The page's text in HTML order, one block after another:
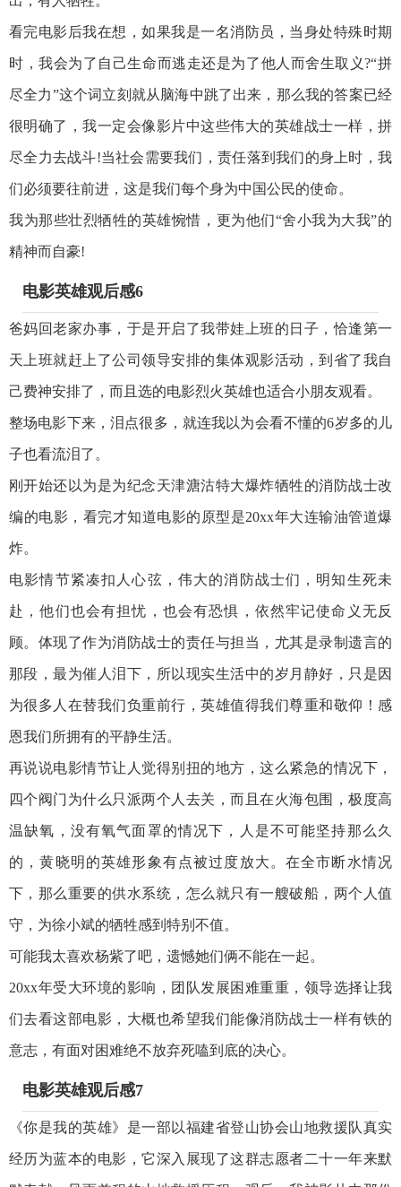
看完电影后我在想，如果我是一名消防员，当身处特殊时期
时，我会为了自己生命而逃走还是为了他人而舍生取义?“拼
尽全力”这个词立刻就从脑海中跳了出来，那么我的答案已经
很明确了，我一定会像影片中这些伟大的英雄战士一样，拼
尽全力去战斗!当社会需要我们，责任落到我们的身上时，我
们必须要往前进，这是我们每个身为中国公民的使命。
我为那些壮烈牺牲的英雄惋惜，更为他们“舍小我为大我”的
精神而自豪!
电影英雄观后感6
爸妈回老家办事，于是开启了我带娃上班的日子，恰逢第一
天上班就赶上了公司领导安排的集体观影活动，到省了我自
己费神安排了，而且选的电影烈火英雄也适合小朋友观看。
整场电影下来，泪点很多，就连我以为会看不懂的6岁多的儿
子也看流泪了。
刚开始还以为是为纪念天津溏沽特大爆炸牺牲的消防战士改
编的电影，看完才知道电影的原型是20xx年大连输油管道爆
炸。
电影情节紧凑扣人心弦，伟大的消防战士们，明知生死未
赴，他们也会有担忧，也会有恐惧，依然牢记使命义无反
顾。体现了作为消防战士的责任与担当，尤其是录制遗言的
那段，最为催人泪下，所以现实生活中的岁月静好，只是因
为很多人在替我们负重前行，英雄值得我们尊重和敬仰！感
恩我们所拥有的平静生活。
再说说电影情节让人觉得别扭的地方，这么紧急的情况下，
四个阀门为什么只派两个人去关，而且在火海包围，极度高
温缺氧，没有氧气面罩的情况下，人是不可能坚持那么久
的，黄晓明的英雄形象有点被过度放大。在全市断水情况
下，那么重要的供水系统，怎么就只有一艘破船，两个人值
守，为徐小斌的牺牲感到特别不值。
可能我太喜欢杨紫了吧，遗憾她们俩不能在一起。
20xx年受大环境的影响，团队发展困难重重，领导选择让我
们去看这部电影，大概也希望我们能像消防战士一样有铁的
意志，有面对困难绝不放弃死嗑到底的决心。
电影英雄观后感7
《你是我的英雄》是一部以福建省登山协会山地救援队真实
经历为蓝本的电影，它深入展现了这群志愿者二十一年来默